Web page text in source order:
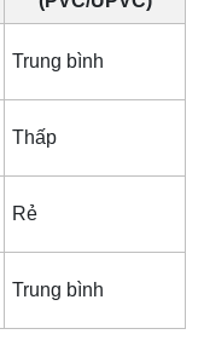
Trung bình
Thấp
Rẻ
Trung bình